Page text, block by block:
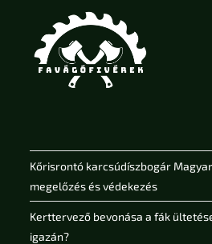
Kőrisrontó karcsúdíszbogár
megelőzés és védekezés
Kerttervező bevonása a fák
igazán?